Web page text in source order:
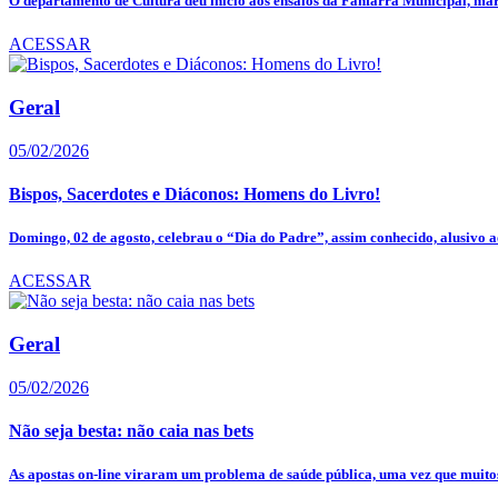
ACESSAR
Geral
05/02/2026
Bispos, Sacerdotes e Diáconos: Homens do Livro!
Domingo, 02 de agosto, celebrau o “Dia do Padre”, assim conhecido, alusivo
ACESSAR
Geral
05/02/2026
Não seja besta: não caia nas bets
As apostas on-line viraram um problema de saúde pública, uma vez que